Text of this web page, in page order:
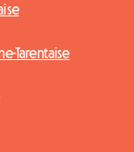
Tarentaise